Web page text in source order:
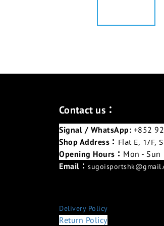
Contact us：
Signal / WhatsApp: +852
Shop Address： Flat E, 1/F,
Opening Hours： Mon -
Email：
Delivery Policy
Return Policy